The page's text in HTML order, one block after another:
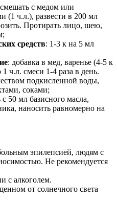
с медом или
(1 ч.л.), развести в 200 мл
Протирать лицо, шею,
средств: 1-3 к на 5 мл
: добавка в мед, варенье (4-5 к
ч.л. смеси 1-4 раза в день.
подкисленной воды,
соками;
50 мл базисного масла,
наносить равномерно на
эпилепсией, людям с
Не рекомендуется
с алкоголем.
от солнечного света